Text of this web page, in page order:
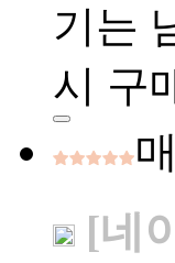
기는
시 구
[네